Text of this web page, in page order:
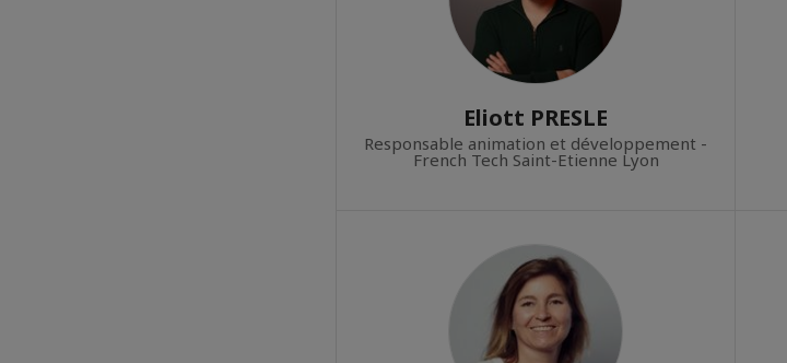
Eliott PRESLE
Responsable animation et développement -
French Tech Saint-Etienne Lyon